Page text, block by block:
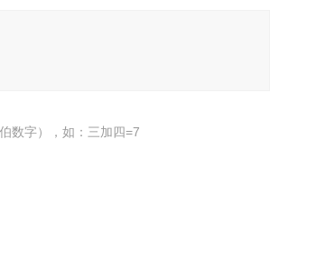
数字），如：三加四=7